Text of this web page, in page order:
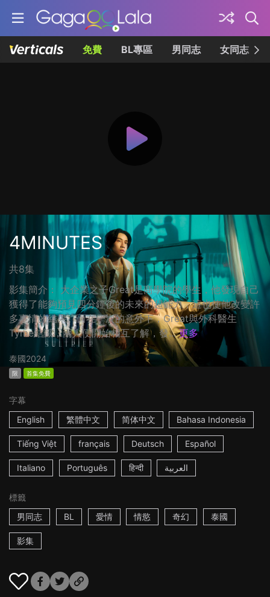
免費 BL專區 男同志 女同志
4MINUTES
共8集
影集簡介： 大企業之子Great是商學院的學生，他發現自己
獲得了能夠預見四分鐘後的未來的超能力，這也使他改變許
多事情的結果。而在一次的意外下，Great與外科醫生
Tyme結識，兩人便開始相互了解，發... 更多
泰國2024
限 首集免費
字幕
English
繁體中文 简体中文 Bahasa Indonesia
Tiếng Việt français Deutsch Español
Italiano Português हिन्दी العربية
標籤
男同志
BL 愛情 情慾 奇幻 泰國
影集